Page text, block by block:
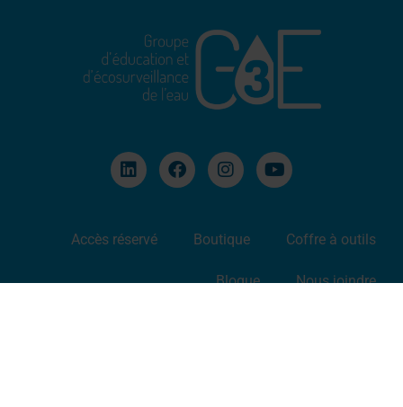
Accès réservé Boutique Coffre à outils
Blogue Nous joindre